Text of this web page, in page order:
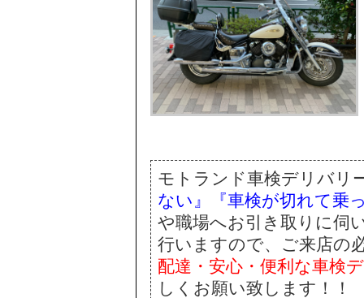
モトランド車検デリバリ
ない』『車検が切れて乗
や職場へお引き取りに伺
行いますので、ご来店の
配達・安心・便利な車検
しくお願い致します！！